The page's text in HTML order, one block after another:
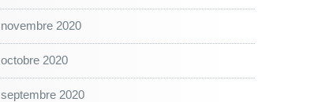
novembre 2020
octobre 2020
septembre 2020